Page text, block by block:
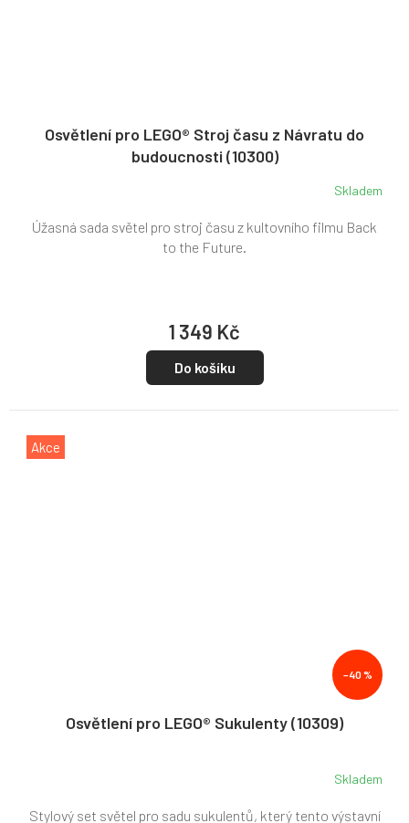
Osvětlení pro LEGO® Stroj času z Návratu do
budoucnosti (10300)
Skladem
1 349 Kč
Do košíku
Úžasná sada světel pro stroj času z kultovního filmu Back
to the Future.
Akce
–40 %
Osvětlení pro LEGO® Sukulenty (10309)
Skladem
Stylový set světel pro sadu sukulentů, který tento výstavní